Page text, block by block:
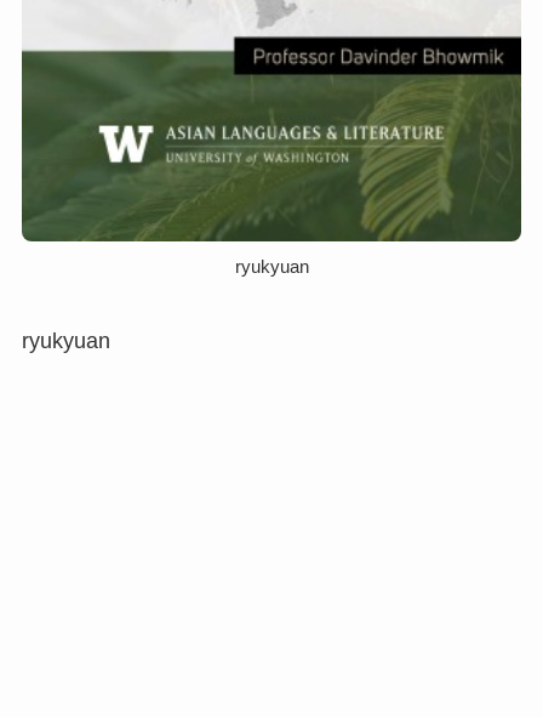
ryukyuan
ryukyuan